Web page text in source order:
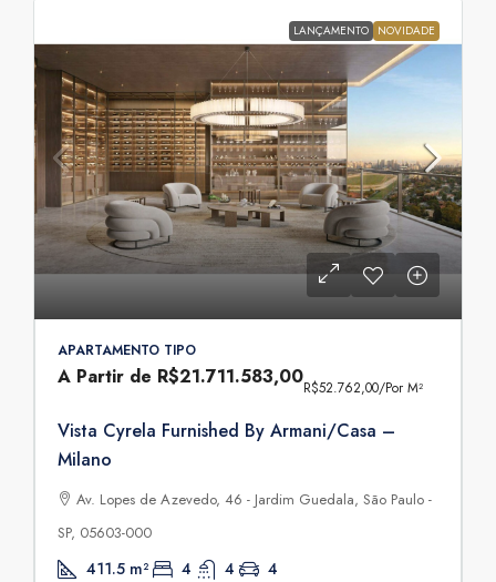
LANÇAMENTO NOVIDADE
APARTAMENTO TIPO
A Partir de R$21.711.583,00R$52.762,00/Por M²
Vista Cyrela Furnished By Armani/Casa –
Milano
Av. Lopes de Azevedo, 46 - Jardim Guedala, São Paulo -
SP, 05603-000
411.5 m² 4 4 4